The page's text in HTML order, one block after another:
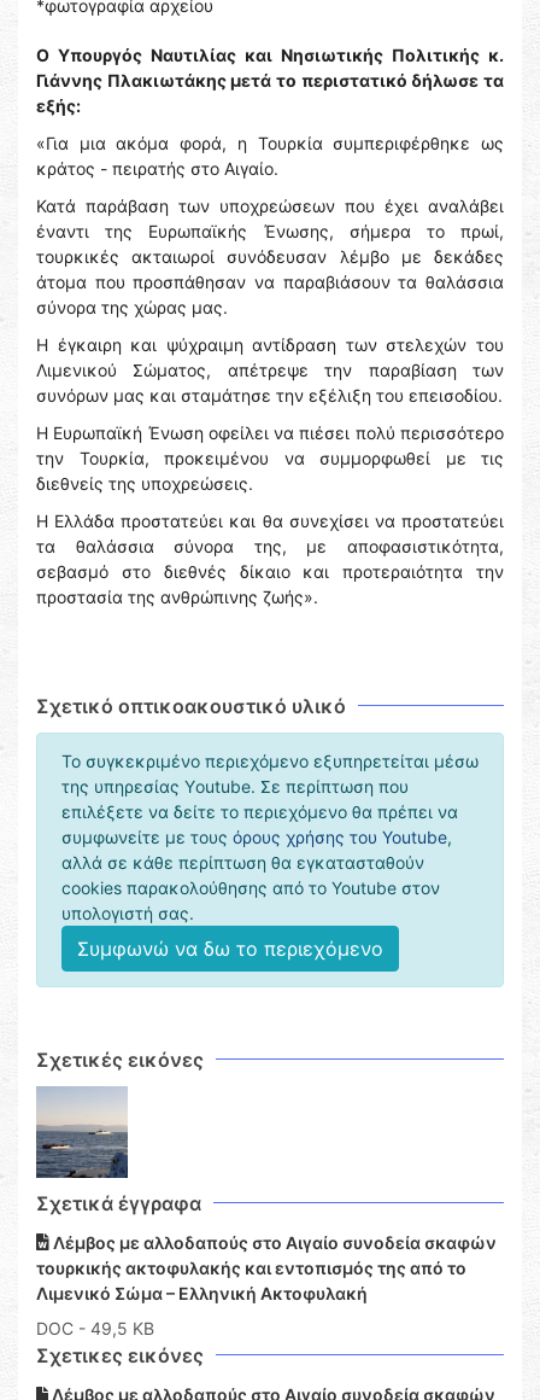
*φωτογραφία αρχείου
Ο Υπουργός Ναυτιλίας και Νησιωτικής Πολιτικής κ.
Γιάννης Πλακιωτάκης μετά το περιστατικό δήλωσε τα
εξής:
«Για μια ακόμα φορά, η Τουρκία συμπεριφέρθηκε ως
κράτος - πειρατής στο Αιγαίο.
Κατά παράβαση των υποχρεώσεων που έχει αναλάβει
έναντι της Ευρωπαϊκής Ένωσης, σήμερα το πρωί,
τουρκικές ακταιωροί συνόδευσαν λέμβο με δεκάδες
άτομα που προσπάθησαν να παραβιάσουν τα θαλάσσια
σύνορα της χώρας μας.
Η έγκαιρη και ψύχραιμη αντίδραση των στελεχών του
Λιμενικού Σώματος, απέτρεψε την παραβίαση των
συνόρων μας και σταμάτησε την εξέλιξη του επεισοδίου.
Η Ευρωπαϊκή Ένωση οφείλει να πιέσει πολύ περισσότερο
την Τουρκία, προκειμένου να συμμορφωθεί με τις
διεθνείς της υποχρεώσεις.
Η Ελλάδα προστατεύει και θα συνεχίσει να προστατεύει
τα θαλάσσια σύνορα της, με αποφασιστικότητα,
σεβασμό στο διεθνές δίκαιο και προτεραιότητα την
προστασία της ανθρώπινης ζωής».
Σχετικό οπτικοακουστικό υλικό
Το συγκεκριμένο περιεχόμενο εξυπηρετείται μέσω
της υπηρεσίας Υoutube. Σε περίπτωση που
επιλέξετε να δείτε το περιεχόμενο θα πρέπει να
συμφωνείτε με τους όρους χρήσης του Youtube,
αλλά σε κάθε περίπτωση θα εγκατασταθούν
cookies παρακολούθησης από το Youtube στον
υπολογιστή σας.
Συμφωνώ να δω το περιεχόμενο
Σχετικές εικόνες
Σχετικά έγγραφα
Λέμβος με αλλοδαπούς στο Αιγαίο συνοδεία σκαφών
τουρκικής ακτοφυλακής και εντοπισμός της από το
Λιμενικό Σώμα – Ελληνική Ακτοφυλακή
DOC - 49,5 KB
Σχετικες εικόνες
Λέμβος με αλλοδαπούς στο Αιγαίο συνοδεία σκαφών